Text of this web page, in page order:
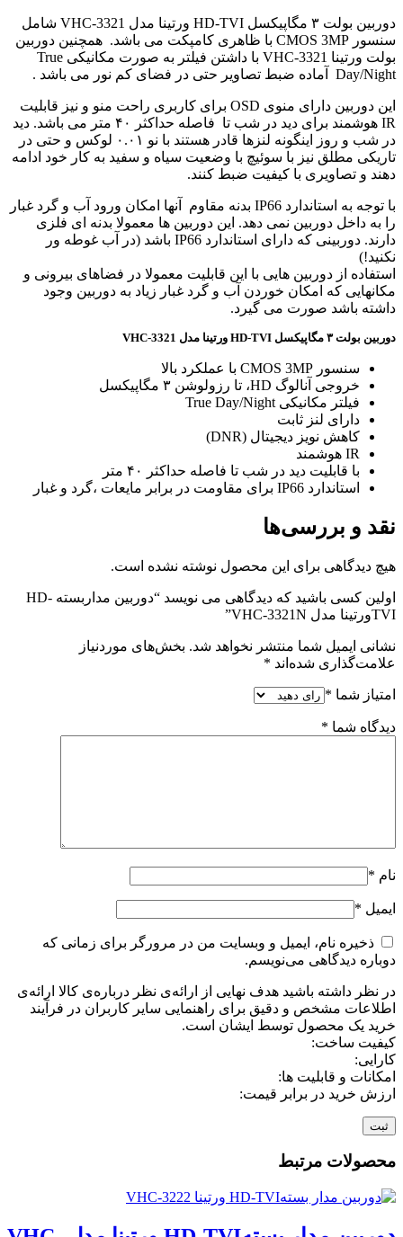
دوربین بولت ۳ مگاپیکسل HD-TVI ورتینا مدل VHC-3321 شامل
سنسور CMOS 3MP با ظاهری کامپکت می باشد. همچنین دوربین
بولت ورتینا VHC-3321 با داشتن فیلتر به صورت مکانیکی True
Day/Night آماده ضبط تصاویر حتی در فضای کم نور می باشد .
این دوربین دارای منوی OSD برای کاربری راحت منو و نیز قابلیت
IR هوشمند برای دید در شب تا فاصله حداکثر ۴۰ متر می باشد. دید
در شب و روز اینگونه لنزها قادر هستند با نو ۰.۰۱ لوکس و حتی در
تاریکی مطلق نیز با سوئیچ با وضعیت سیاه و سفید به کار خود ادامه
دهند و تصاویری با کیفیت ضبط کنند.
با توجه به استاندارد IP66 بدنه مقاوم آنها امکان ورود آب و گرد غبار
را به داخل دوربین نمی دهد. این دوربین ها معمولا بدنه ای فلزی
دارند. دوربینی که دارای استاندارد IP66 باشد (در آب غوطه ور
نکنید!)
استفاده از دوربین هایی با این قابلیت معمولا در فضاهای بیرونی و
مکانهایی که امکان خوردن آب و گرد غبار زیاد به دوربین وجود
داشته باشد صورت می گیرد.
دوربین بولت ۳ مگاپیکسل ورتینا مدل
سنسور CMOS 3MP با عملکرد بالا
خروجی آنالوگ HD، تا رزولوشن ۳ مگاپیکسل
فیلتر مکانیکی True Day/Night
دارای لنز ثابت
کاهش نویز دیجیتال (DNR)
IR هوشمند
با قابلیت دید در شب تا فاصله حداکثر ۴۰ متر
استاندارد IP66 برای مقاومت در برابر مایعات ،گرد و غبار
نقد و بررسی‌ها
هیچ دیدگاهی برای این محصول نوشته نشده است.
اولین کسی باشید که دیدگاهی می نویسد “دوربین مداربسته HD-
TVIورتینا مدل VHC-3321N”
نشانی ایمیل شما منتشر نخواهد شد. بخش‌های موردنیاز
علامت‌گذاری شده‌اند *
امتیاز شما *
دیدگاه شما *
نام *
ایمیل *
ذخیره نام، ایمیل و وبسایت من در مرورگر برای زمانی که
دوباره دیدگاهی می‌نویسم.
در نظر داشته باشید هدف نهایی از ارائه‌ی نظر درباره‌ی کالا ارائه‌ی
اطلاعات مشخص و دقیق برای راهنمایی سایر کاربران در فرآیند
خرید یک محصول توسط ایشان است.
کیفیت ساخت:
کارایی:
امکانات و قابلیت ها:
ارزش خرید در برابر قیمت:
محصولات مرتبط